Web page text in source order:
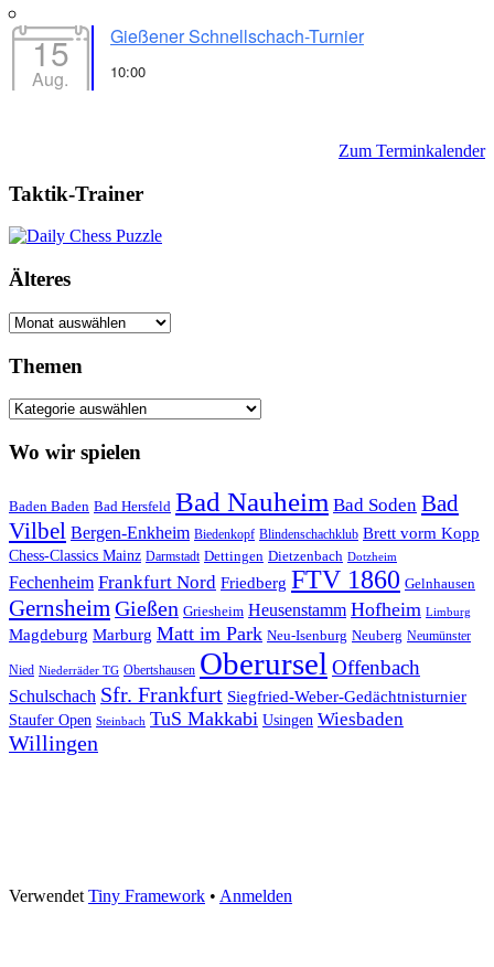
15
Aug.
Gießener Schnellschach-Turnier
10:00
Zum Terminkalender
Taktik-Trainer
Älteres
Älteres
Themen
Themen
Wo wir spielen
Baden Baden Bad Hersfeld Bad Nauheim Bad Soden Bad
Vilbel Bergen-Enkheim Biedenkopf Blindenschachklub Brett vorm Kopp
Chess-Classics Mainz Darmstadt Dettingen Dietzenbach Dotzheim
Fechenheim Frankfurt Nord Friedberg FTV 1860 Gelnhausen
Gernsheim Gießen Griesheim Heusenstamm Hofheim Limburg
Magdeburg Marburg Matt im Park Neu-Isenburg Neuberg Neumünster
Nied Niederräder TG Obertshausen Oberursel Offenbach
Schulschach Sfr. Frankfurt Siegfried-Weber-Gedächtnisturnier
Staufer Open Steinbach TuS Makkabi Usingen Wiesbaden
Willingen
Verwendet Tiny Framework • Anmelden